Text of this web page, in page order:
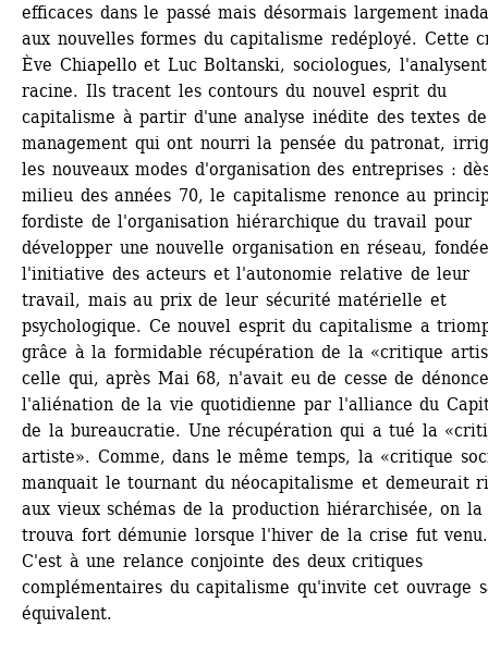
efficaces dans le passé mais désormais largement
aux nouvelles formes du capitalisme redéployé. Cette
Ève Chiapello et Luc Boltanski, sociologues,
racine. Ils tracent les contours du nouvel esprit du
capitalisme à partir d'une analyse inédite des textes de
management qui ont nourri la pensée du patronat,
les nouveaux modes d'organisation des entreprises :
milieu des années 70, le capitalisme renonce au
fordiste de l'organisation hiérarchique du travail pour
développer une nouvelle organisation en réseau,
l'initiative des acteurs et l'autonomie relative de leur
travail, mais au prix de leur sécurité matérielle et
psychologique. Ce nouvel esprit du capitalisme a
grâce à la formidable récupération de la «critique
celle qui, après Mai 68, n'avait eu de cesse de
l'aliénation de la vie quotidienne par l'alliance du
de la bureaucratie. Une récupération qui a tué la
artiste». Comme, dans le même temps, la «critique
manquait le tournant du néocapitalisme et demeurait
aux vieux schémas de la production hiérarchisée, on la
trouva fort démunie lorsque l'hiver de la crise fut venu.
C'est à une relance conjointe des deux critiques
complémentaires du capitalisme qu'invite cet ouvrage
équivalent.